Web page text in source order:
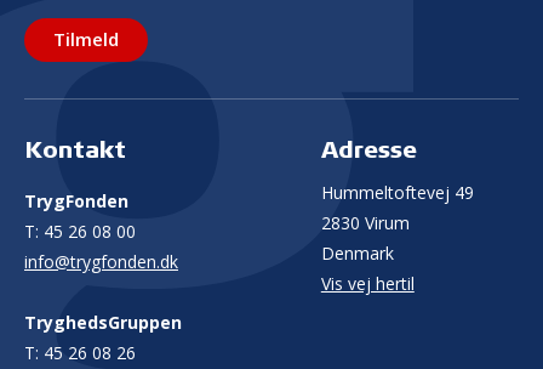
Tilmeld
Kontakt
TrygFonden
T: 45 26 08 00
info@trygfonden.dk
TryghedsGruppen
T: 45 26 08 26
Adresse
Hummeltoftevej 49
2830 Virum
Denmark
Vis vej hertil